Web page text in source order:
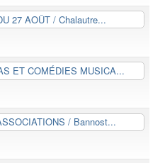
27 AOÛT / Chalautre...
ET COMÉDIES MUSICA...
/ Bannost...